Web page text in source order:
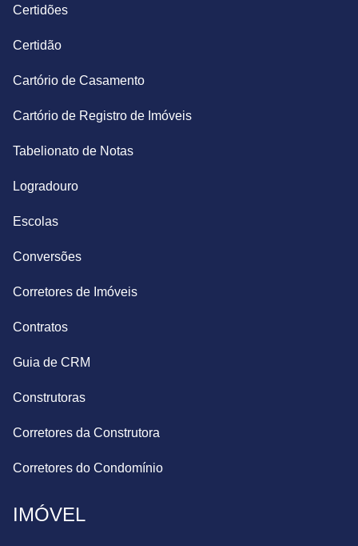
Certidões
Certidão
Cartório de Casamento
Cartório de Registro de Imóveis
Tabelionato de Notas
Logradouro
Escolas
Conversões
Corretores de Imóveis
Contratos
Guia de CRM
Construtoras
Corretores da Construtora
Corretores do Condomínio
IMÓVEL